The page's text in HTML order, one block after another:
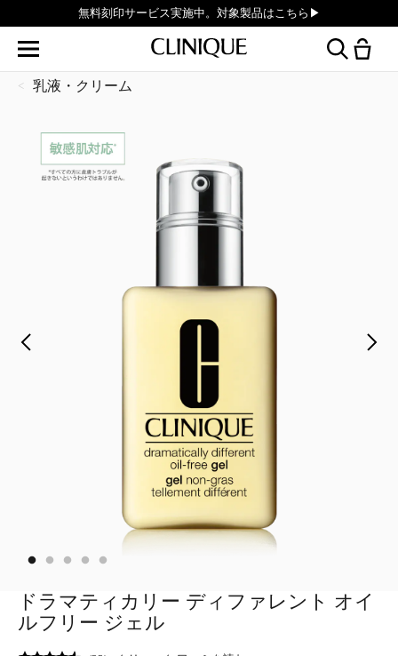
無料刻印サービス実施中。対象製品はこちら▶︎
乳液・クリーム
ドラマティカリー ディファレント オイ
ルフリー ジェル